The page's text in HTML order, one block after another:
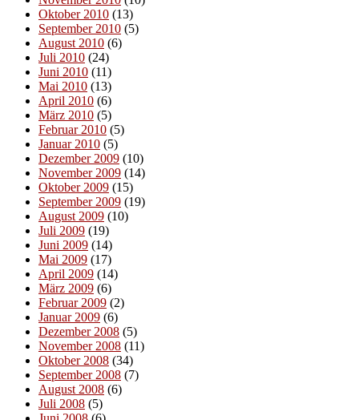
Oktober 2010 (13)
September 2010 (5)
August 2010 (6)
Juli 2010 (24)
Juni 2010 (11)
Mai 2010 (13)
April 2010 (6)
März 2010 (5)
Februar 2010 (5)
Januar 2010 (5)
Dezember 2009 (10)
November 2009 (14)
Oktober 2009 (15)
September 2009 (19)
August 2009 (10)
Juli 2009 (19)
Juni 2009 (14)
Mai 2009 (17)
April 2009 (14)
März 2009 (6)
Februar 2009 (2)
Januar 2009 (6)
Dezember 2008 (5)
November 2008 (11)
Oktober 2008 (34)
September 2008 (7)
August 2008 (6)
Juli 2008 (5)